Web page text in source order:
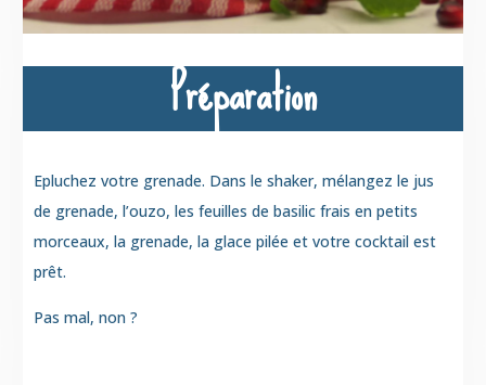
Préparation
Epluchez votre grenade. Dans le shaker, mélangez le jus
de grenade, l’ouzo, les feuilles de basilic frais en petits
morceaux, la grenade, la glace pilée et votre cocktail est
prêt.
Pas mal, non ?